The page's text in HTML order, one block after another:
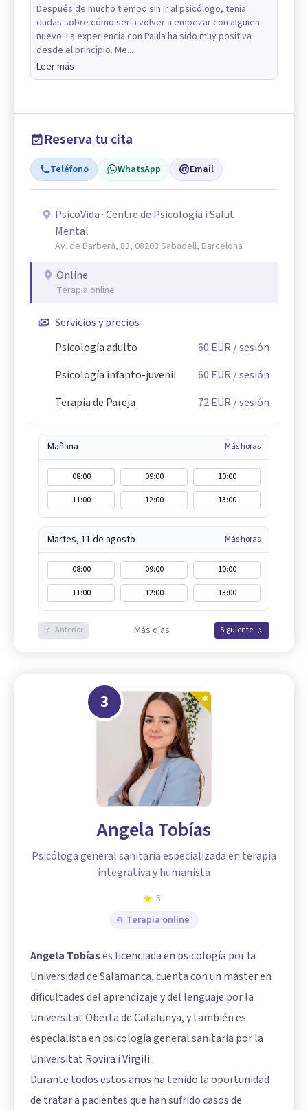
Después de mucho tiempo sin ir al psicólogo, tenía
dudas sobre cómo sería volver a empezar con alguien
nuevo. La experiencia con Paula ha sido muy positiva
desde el principio. Me...
Leer más
Reserva tu cita
Teléfono WhatsApp Email
PsicoVida · Centre de Psicologia i Salut
Mental
Av. de Barberà, 83, 08203 Sabadell, Barcelona
Online
Terapia online
Servicios y precios
Psicología adulto
60 EUR / sesión
Psicología infanto-juvenil
60 EUR / sesión
Terapia de Pareja
72EUR / sesión
Mañana Más horas
08:00 09:00
10:00
11:00
12:00 13:00
Martes, 11 de agosto Más horas
08:00 09:00
10:00
11:00
12:00 13:00
Anterior Más días Siguiente
3
Angela Tobías
Psicóloga general sanitaria especializada en terapia
integrativa y humanista
5
Terapia online
Angela Tobíases licenciada en psicología por la
Universidad de Salamanca, cuenta con un máster en
dificultades del aprendizaje y del lenguaje por la
Universitat Oberta de Catalunya, y también es
especialista en psicología general sanitaria por la
Universitat Rovira i Virgili.
Durante todos estos años ha tenido la oportunidad
de tratar a pacientes que han sufrido casos de